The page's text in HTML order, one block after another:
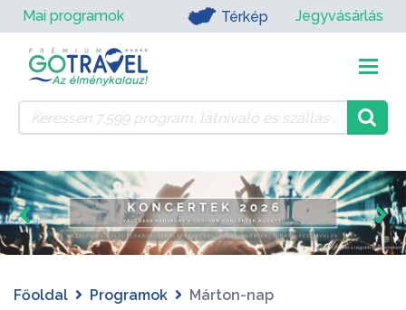
Mai programok Térkép Jegyvásárlás
Főoldal Programok Márton-nap